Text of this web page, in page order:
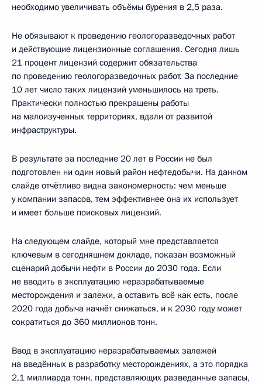
необходимо увеличивать объёмы бурения в 2,5 раза.
Не обязывают к проведению геологоразведочных работ
и действующие лицензионные соглашения. Сегодня лишь
21 процент лицензий содержит обязательства
по проведению геологоразведочных работ. За последние
10 лет число таких лицензий уменьшилось на треть.
Практически полностью прекращены работы
на малоизученных территориях, вдали от развитой
инфраструктуры.
В результате за последние 20 лет в России не был
подготовлен ни один новый район нефтедобычи. На данном
слайде отчётливо видна закономерность: чем меньше
у компании запасов, тем эффективнее она их использует
и имеет больше поисковых лицензий.
На следующем слайде, который мне представляется
ключевым в сегодняшнем докладе, показан возможный
сценарий добычи нефти в России до 2030 года. Если
не вводить в эксплуатацию неразрабатываемые
месторождения и залежи, а оставить всё как есть, после
2020 года добыча начнёт снижаться, и к 2030 году может
сократиться до 360 миллионов тонн.
Ввод в эксплуатацию неразрабатываемых залежей
на введённых в разработку месторождениях, а это порядка
2,1 миллиарда тонн, представляющих разведанные запасы,